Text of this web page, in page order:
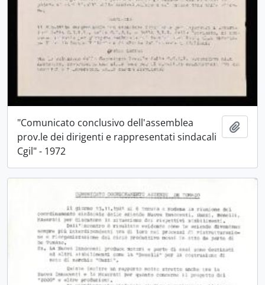
"Comunicato conclusivo dell'assemblea
prov.le dei dirigenti e rappresentati sindacali
Cgil" - 1972